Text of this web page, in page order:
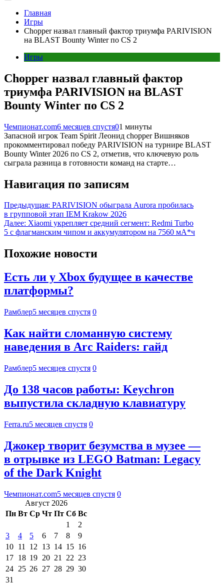
Главная
Игры
Chopper назвал главный фактор триумфа PARIVISION
на BLAST Bounty Winter по CS 2
Игры
Chopper назвал главный фактор
триумфа PARIVISION на BLAST
Bounty Winter по CS 2
Чемпионат.com6 месяцев спустя01 минуты
Запасной игрок Team Spirit Леонид chopper Вишняков
прокомментировал победу PARIVISION на турнире BLAST
Bounty Winter 2026 по CS 2, отметив, что ключевую роль
сыграла разница в готовности команд на старте…
Навигация по записям
Предыдущая: PARIVISION обыграла Aurora пробилась
в групповой этап IEM Krakow 2026
Далее: Xiaomi укрепляет средний сегмент: Redmi Turbo
5 с флагманским чипом и аккумулятором на 7560 мА*ч
Похожие новости
Есть ли у Xbox будущее в качестве
платформы?
Рамблер5 месяцев спустя 0
Как найти сломанную систему
наведения в Arc Raiders: гайд
Рамблер5 месяцев спустя 0
До 138 часов работы: Keychron
выпустила складную клавиатуру
Ferra.ru5 месяцев спустя 0
Джокер творит безумства в музее —
в отрывке из LEGO Batman: Legacy
of the Dark Knight
Чемпионат.com5 месяцев спустя 0
Август 2026
Пн Вт Ср Чт Пт Сб Вс
1
2
3
4 5 6 7 8
9
10 11 12 13 14 15 16
17 18 19 20 21 22 23
24 25 26 27 28 29 30
31